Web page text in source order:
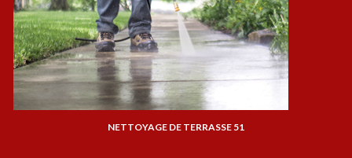
NETTOYAGE DE TERRASSE 51